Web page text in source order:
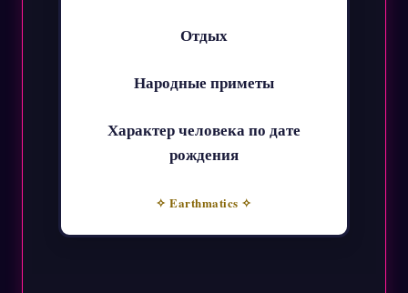
Отдых
Народные приметы
Характер человека по дате
рождения
✧ Earthmatics ✧